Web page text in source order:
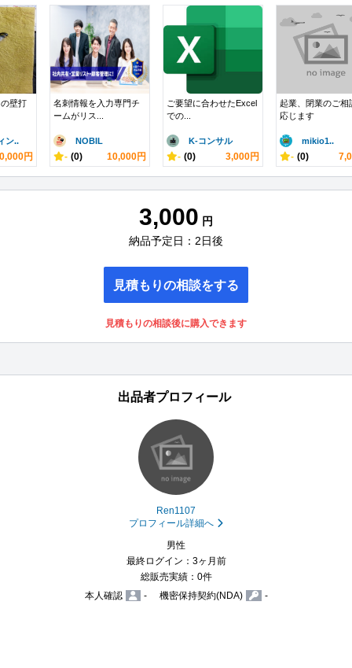
壁打
ン..
円
名刺情報を入力専門チ
ームがリス...
NOBIL
- (0) 10,000円
ご要望に合わせたExcel
での...
K-コンサル
- (0) 3,000円
起業、閉業のご相
応じます
mikio1..
- (0)
3,000 円
納品予定日：2日後
見積もりの相談をする
見積もりの相談後に購入できます
出品者プロフィール
Ren1107
プロフィール詳細へ
男性
最終ログイン：3ヶ月前
総販売実績：0件
本人確認
- 機密保持契約(NDA) -